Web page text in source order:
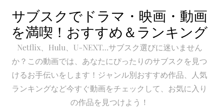
content
サブスクでドラマ・映画・動画
を満喫！おすすめ＆ランキング
Netflix、Hulu、U-NEXT…サブスク選びに迷いません
か？この動画では、あなたにぴったりのサブスクを見つ
けるお手伝いをします！ジャンル別おすすめ作品、人気
ランキングなど今すぐ動画をチェックして、お気に入り
の作品を見つけよう！